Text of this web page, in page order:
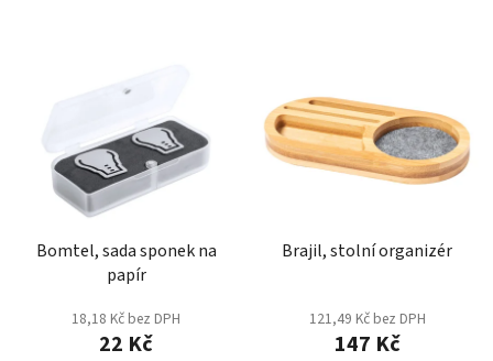
Bomtel, sada sponek na
papír
18,18 Kč bez DPH
22 Kč
Brajil, stolní organizér
121,49 Kč bez DPH
147 Kč